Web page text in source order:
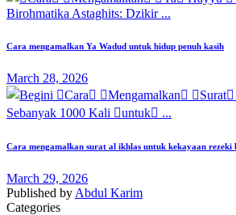
Cara mengamalkan Ya Wadud untuk hidup penuh kasih
March 28, 2026
Cara mengamalkan surat al ikhlas untuk kekayaan rezeki
March 29, 2026
Published by Abdul Karim
Categories